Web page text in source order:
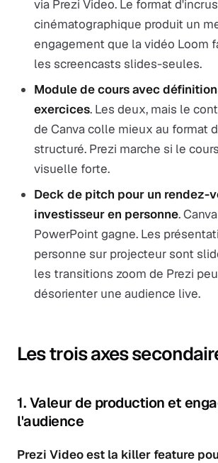
via Prezi Video. Le format
cinématographique produit un
engagement que la vidéo Loom
les screencasts slides-seules.
Module de cours avec
exercices. Les deux, mais le
de Canva colle mieux au format
structuré. Prezi marche si le
visuelle forte.
Deck de pitch pour un rendez-
investisseur en personne.
PowerPoint gagne. Les
personne sur projecteur sont
les transitions zoom de Prezi
désorienter une audience live.
Les trois axes
1. Valeur de production et
l'audience
Prezi Video est la killer feature